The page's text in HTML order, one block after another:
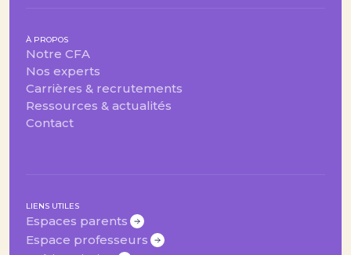
À PROPOS
Notre CFA
Nos experts
Carrières & recrutements
Ressources & actualités
Contact
LIENS UTILES
Espaces parents
Espace professeurs